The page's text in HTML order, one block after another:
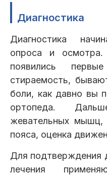
Диагностика
Диагностика
опроса и осмотра.
появились
стираемость,
боли, как давно вы
ортопеда.
жевательных
пояса, оценка
Для подтверждения
лечения